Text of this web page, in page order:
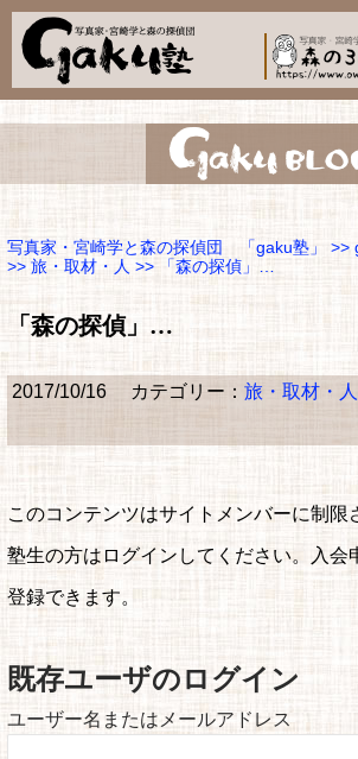
写真家・宮崎学と森の探偵団 「gaku塾」 >>
>> 旅・取材・人 >> 「森の探偵」…
「森の探偵」…
2017/10/16 カテゴリー： 旅・取材・人
このコンテンツはサイトメンバーに制限
塾生の方はログインしてください。入会
登録できます。
既存ユーザのログイン
ユーザー名またはメールアドレス